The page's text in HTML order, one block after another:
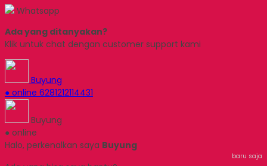
Whatsapp
Ada yang ditanyakan?
Klik untuk chat dengan customer support kami
Buyung
● online 6281212114431
Buyung
● online
Halo, perkenalkan saya Buyung
baru saja